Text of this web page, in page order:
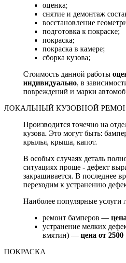
оценка;
снятие и демонтаж
восстановление
подготовка к покраске;
покраска;
покраска в камере;
сборка кузова;
Стоимость данной работы
индивидуально, в
повреждений и марки
ЛОКАЛЬНЫЙ КУЗОВНОЙ
Производится точечно на
кузова. Это могут быть:
крылья, крыша, капот.
В особых случаях деталь
ситуациях проще - дефект
закрашивается. В последнее
переходим к устранению
Наиболее популярные услуги
ремонт бамперов —
устранение мелких
вмятин) — цена от 2500
ПОКРАСКА